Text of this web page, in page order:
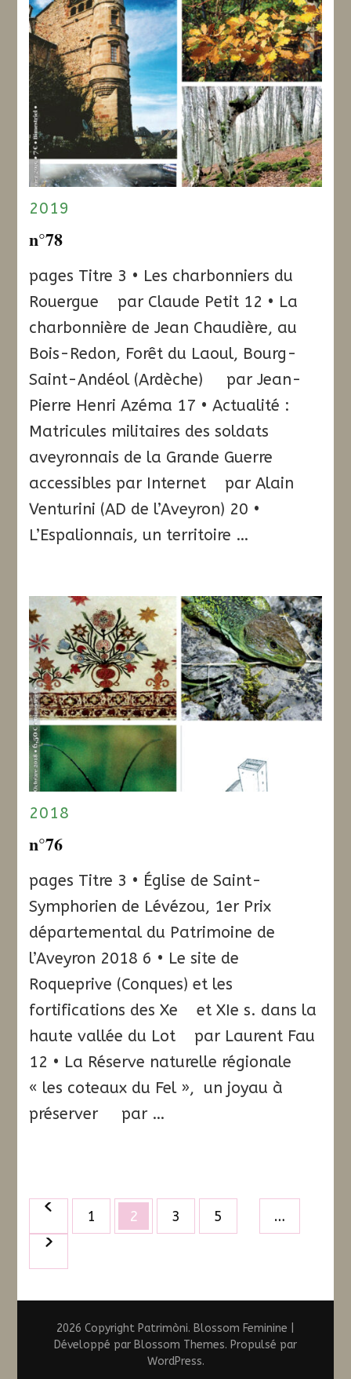
2019
n°78
pages Titre 3 • Les charbonniers du
Rouergue par Claude Petit 12 • La
charbonnière de Jean Chaudière, au
Bois-Redon, Forêt du Laoul, Bourg-
Saint-Andéol (Ardèche) par Jean-
Pierre Henri Azéma 17 • Actualité :
Matricules militaires des soldats
aveyronnais de la Grande Guerre
accessibles par Internet par Alain
Venturini (AD de l’Aveyron) 20 •
L’Espalionnais, un territoire …
2018
n°76
pages Titre 3 • Église de Saint-
Symphorien de Lévézou, 1er Prix
départemental du Patrimoine de
l’Aveyron 2018 6 • Le site de
Roqueprive (Conques) et les
fortifications des Xe et XIe s. dans la
haute vallée du Lot par Laurent Fau
12 • La Réserve naturelle régionale
« les coteaux du Fel », un joyau à
préserver par …
Pagination
des
publications
Page
1 Page
2 Page
3 …
Page
5
2026 Copyright Patrimòni. Blossom Feminine |
Développé par Blossom Themes. Propulsé par
WordPress.